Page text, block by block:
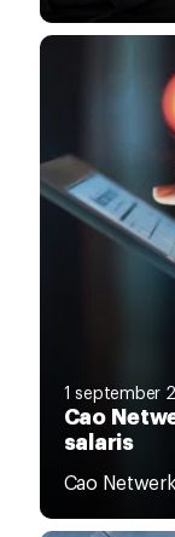
1 september
Cao
salaris
Cao